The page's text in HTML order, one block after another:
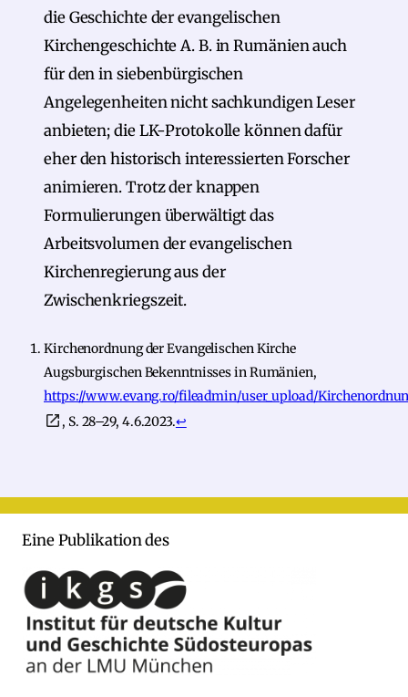
die Geschichte der evangelischen
Kirchengeschichte A. B. in Rumänien auch
für den in siebenbürgischen
Angelegenheiten nicht sachkundigen Leser
anbieten; die LK-Protokolle können dafür
eher den historisch interessierten Forscher
animieren. Trotz der knappen
Formulierungen überwältigt das
Arbeitsvolumen der evangelischen
Kirchenregierung aus der
Zwischenkriegszeit.
Kirchenordnung der Evangelischen Kirche
Augsburgischen Bekenntnisses in Rumänien,
https://www.evang.ro/fileadmin/user_upload/
, S. 28–29, 4.6.2023.↩︎
Eine Publikation des